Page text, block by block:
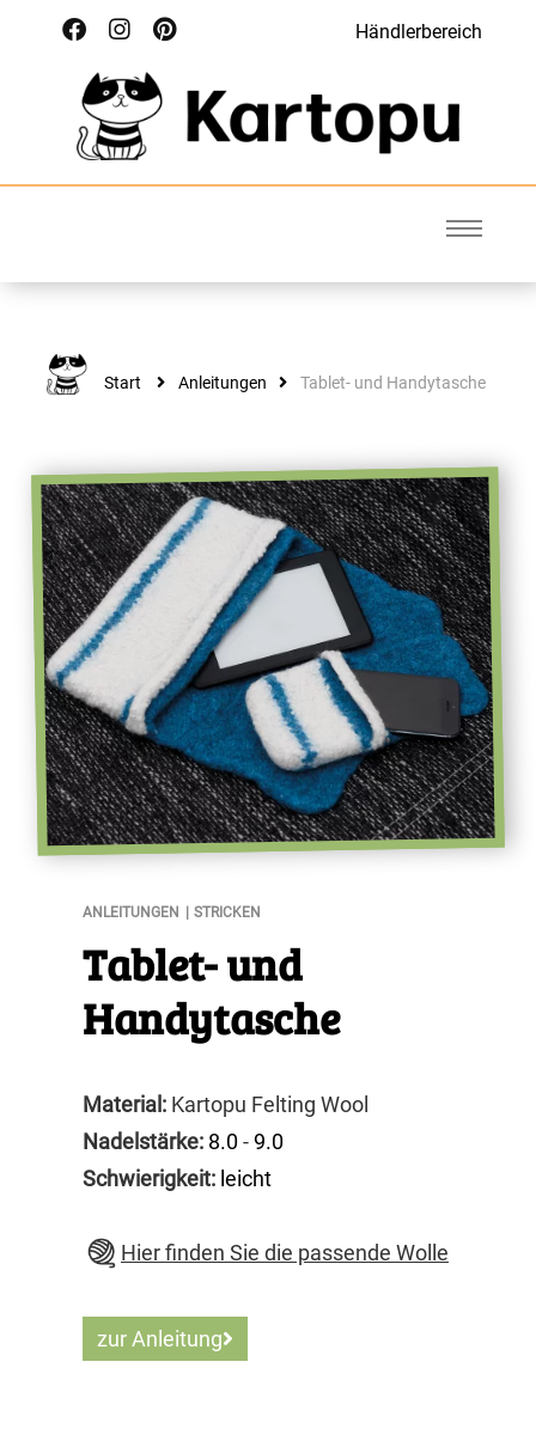
Händlerbereich
Kartopu
Start Anleitungen Tablet- und Handytasche
ANLEITUNGEN
Tablet- und Handytasche
ANLEITUNGEN STRICKEN
Tablet- und
Handytasche
Material: Kartopu Felting Wool
Nadelstärke: 8.0-9.0
Schwierigkeit: leicht
Hier finden Sie die passende Wolle
zur Anleitung